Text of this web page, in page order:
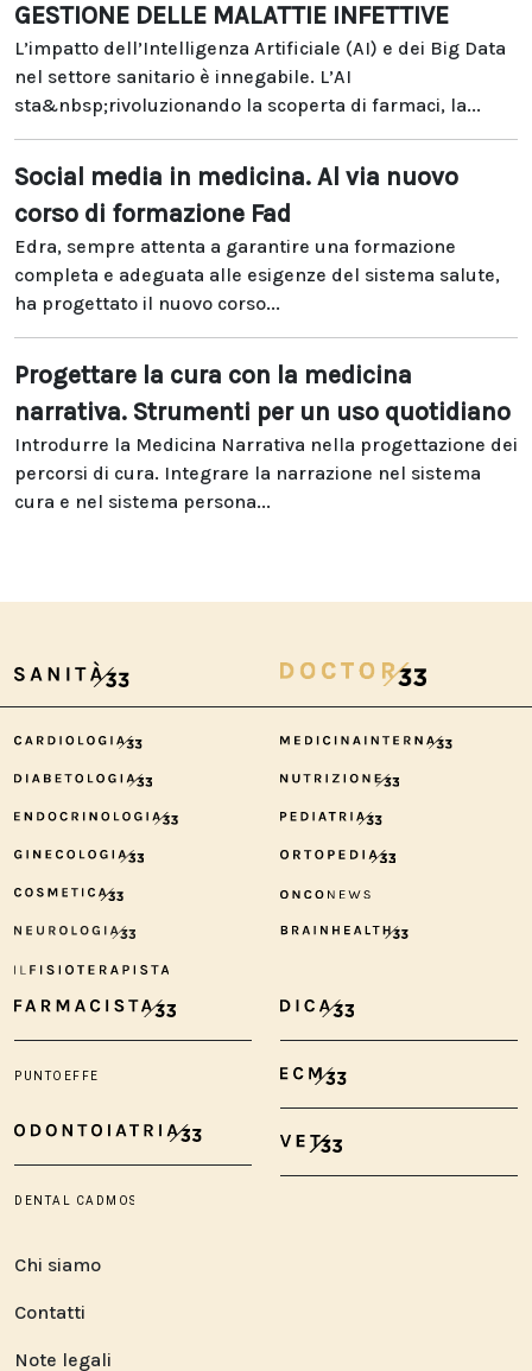
GESTIONE DELLE MALATTIE INFETTIVE
L’impatto dell’Intelligenza Artificiale (AI) e dei Big Data
nel settore sanitario è innegabile. L’AI
sta&nbsp;rivoluzionando la scoperta di farmaci, la...
Social media in medicina. Al via nuovo
corso di formazione Fad
Edra, sempre attenta a garantire una formazione
completa e adeguata alle esigenze del sistema salute,
ha progettato il nuovo corso...
Progettare la cura con la medicina
narrativa. Strumenti per un uso quotidiano
Introdurre la Medicina Narrativa nella progettazione dei
percorsi di cura. Integrare la narrazione nel sistema
cura e nel sistema persona...
Chi siamo
Contatti
Note legali